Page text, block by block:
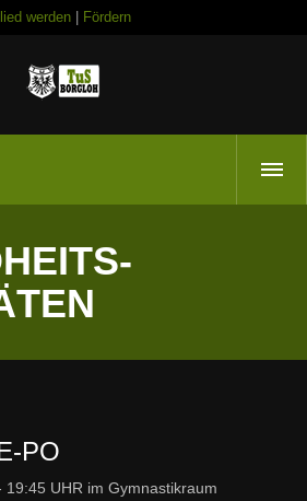
werden Fördern
PO
19:45 UHR im Gymnastikraum